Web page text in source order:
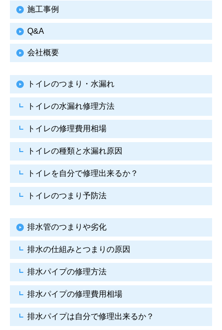
施工事例
Q&A
会社概要
トイレのつまり・水漏れ
トイレの水漏れ修理方法
トイレの修理費用相場
トイレの種類と水漏れ原因
トイレを自分で修理出来るか？
トイレのつまり予防法
排水管のつまりや劣化
排水の仕組みとつまりの原因
排水パイプの修理方法
排水パイプの修理費用相場
排水パイプは自分で修理出来るか？